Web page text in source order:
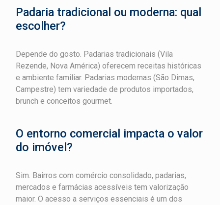
Padaria tradicional ou moderna: qual
escolher?
Depende do gosto. Padarias tradicionais (Vila
Rezende, Nova América) oferecem receitas históricas
e ambiente familiar. Padarias modernas (São Dimas,
Campestre) tem variedade de produtos importados,
brunch e conceitos gourmet.
O entorno comercial impacta o valor
do imóvel?
Sim. Bairros com comércio consolidado, padarias,
mercados e farmácias acessíveis tem valorização
maior. O acesso a serviços essenciais é um dos